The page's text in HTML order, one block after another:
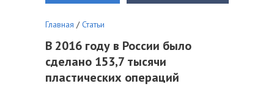
Главная / Статьи
В 2016 году в России было
сделано 153,7 тысячи
пластических операций